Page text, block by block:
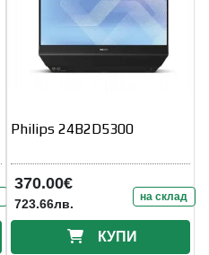
Philips 24B2D5300
370.00€
723.66лв. на склад
КУПИ